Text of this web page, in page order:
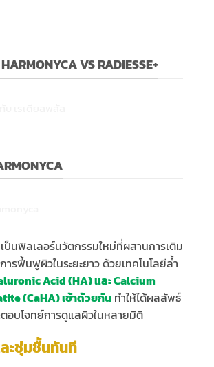
VS RADIESSE+
เป็นฟิลเลอร์นวัตกรรมใหม่ที่ผสานการเติม
ารฟื้นฟูผิวในระยะยาว ด้วยเทคโนโลยีล้ำ
Acid (HA) และ Calcium
(CaHA) เข้าด้วยกัน ทำให้ได้ผลลัพธ์
อบโจทย์การดูแลผิวในหลายมิติ
ะชุ่มชื้นทันที